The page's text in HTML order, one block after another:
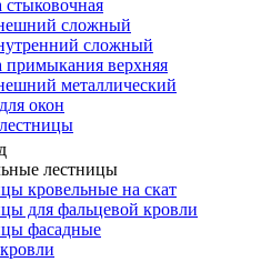
стыковочная
сложный
сложный
примыкания верхняя
металлический
окон
лестницы
кровельные на скат
для фальцевой кровли
фасадные